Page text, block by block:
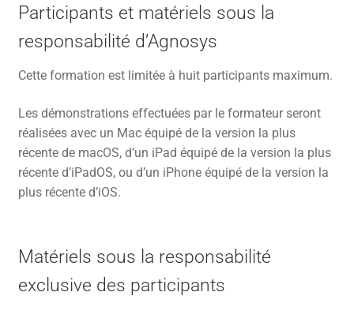
Participants et matériels sous la
responsabilité d’Agnosys
Cette formation est limitée à huit participants maximum.
Les démonstrations effectuées par le formateur seront
réalisées avec un Mac équipé de la version la plus
récente de macOS, d’un iPad équipé de la version la plus
récente d’iPadOS, ou d’un iPhone équipé de la version la
plus récente d’iOS.
Matériels sous la responsabilité
exclusive des participants